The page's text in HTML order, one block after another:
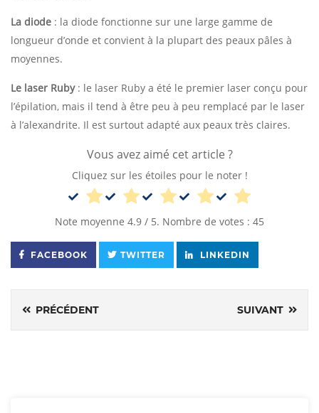
La diode : la diode fonctionne sur une large gamme de
longueur d’onde et convient à la plupart des peaux pâles à
moyennes.
Le laser Ruby: le laser Ruby a été le premier laser conçu pour
l’épilation, mais il tend à être peu à peu remplacé par le laser
à l’alexandrite. Il est surtout adapté aux peaux très claires.
Vous avez aimé cet article ?
Cliquez sur les étoiles pour le noter !
Note moyenne 4.9 / 5. Nombre de votes : 45
FACEBOOK TWITTER LINKEDIN
PRÉCÉDENT SUIVANT